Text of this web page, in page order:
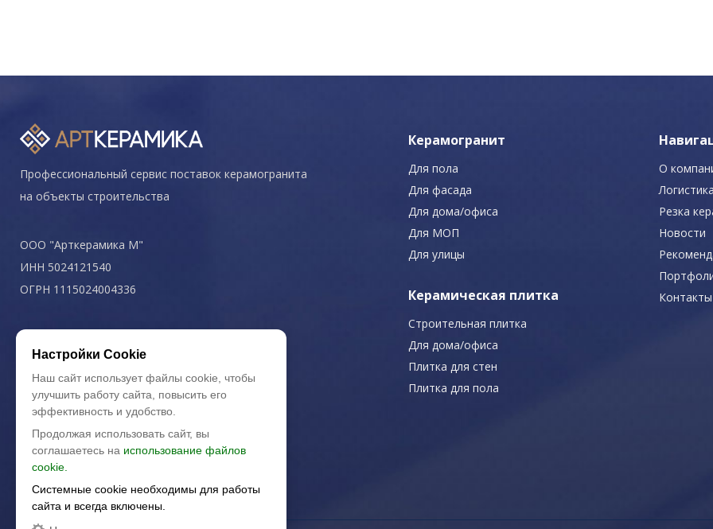
Профессиональный сервис поставок керамогранита
на объекты строительства
ООО "Арткерамика М"
ИНН 5024121540
ОГРН 1115024004336
Политика конфиденциальности
Керамогранит
Для пола
Для фасада
Для дома/офиса
Для МОП
Для улицы
Керамическая плитка
Строительная плитка
Для дома/офиса
Плитка для стен
Плитка для пола
О
Логистика
Резка
Новости
Контакты
Настройки Cookie
Наш сайт использует файлы cookie, чтобы
улучшить работу сайта, повысить его
эффективность и удобство.
Продолжая использовать сайт, вы
соглашаетесь на использование файлов
cookie.
Системные cookie необходимы для работы
сайта и всегда включены.